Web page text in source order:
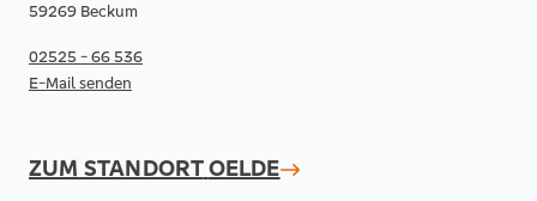
59269 Beckum
02525 - 66 536
E-Mail senden
ZUM STANDORTOELDE